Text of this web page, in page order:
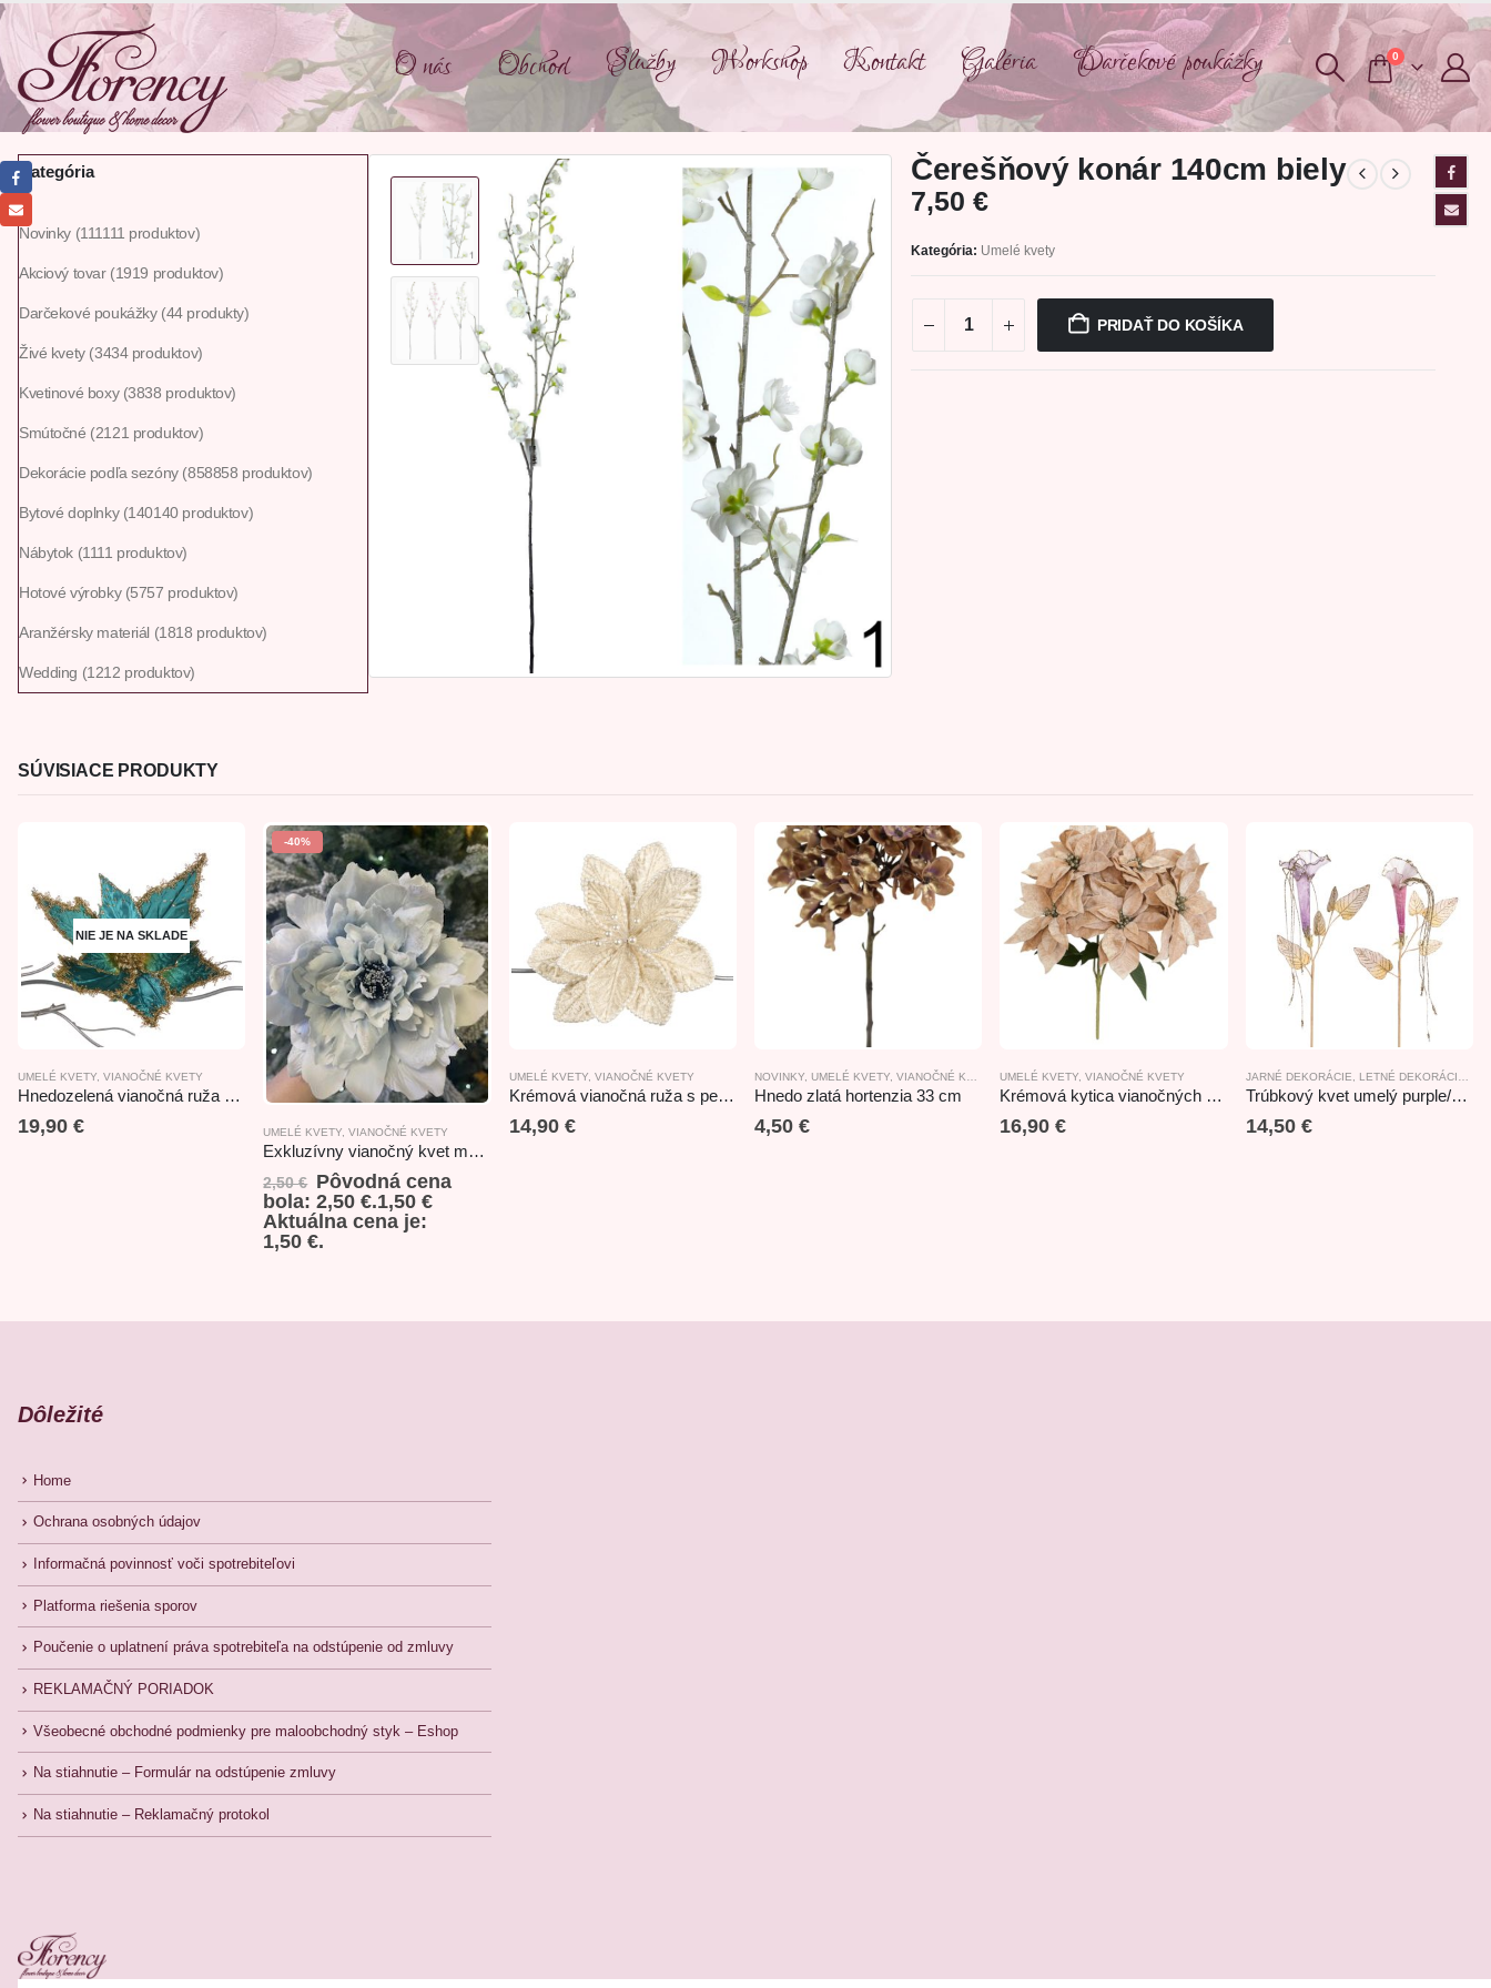
O nás Obchod Služby Workshop Kontakt Galéria Darčekové poukážky 0
Čerešňový konár 140cm biely
7,50 €
Kategória: Umelé kvety
PRIDAŤ DO KOŠÍKA
Kategória
Novinky 111111 produktov
Akciový tovar 1919 produktov
Darčekové poukážky 44 produkty
Živé kvety 3434 produktov
Kvetinové boxy 3838 produktov
Smútočné 21 21 produktov
Dekorácie podľa sezóny 858858 produktov
Bytové doplnky 140140 produktov
Nábytok 1111 produktov
Hotové výrobky 5757 produktov
Aranžérsky materiál 1818 produktov
Wedding 1212 produktov
SÚVISIACE PRODUKTY
NIE JE NA SKLADE
UMELÉ KVETY, VIANOČNÉ KVETY
Hnedozelená vianočná ruža na štipci 30cm
19,90 €
-40%
UMELÉ KVETY,VIANOČNÉ KVETY
Exkluzívny vianočný kvet modrý 18x30cm
2,50€ Pôvodná cena
bola: 2,50 €.1,50€
Aktuálna cena je:
1,50 €.
UMELÉ KVETY, VIANOČNÉ KVETY
Krémová vianočná ruža s perlami na štipci 28cm
14,90 €
NOVINKY, UMELÉ KVETY, VIANOČNÉ KVETY
Hnedo zlatá hortenzia 33 cm
4,50 €
UMELÉ KVETY,VIANOČNÉ KVETY
Krémová kytica vianočných ruží 65cm
16,90€
JARNÉ DEKORÁCIE, LETNÉ DEKORÁCIE ,
Trúbkový kvet umelý purple/pink 53cm
14,50 €
Dôležité
Home
Ochrana osobných údajov
Informačná povinnosť voči spotrebiteľovi
Platforma riešenia sporov
Poučenie o uplatnení práva spotrebiteľa na odstúpenie od zmluvy
REKLAMAČNÝ PORIADOK
Všeobecné obchodné podmienky pre maloobchodný styk – Eshop
Na stiahnutie – Formulár na odstúpenie zmluvy
Na stiahnutie – Reklamačný protokol